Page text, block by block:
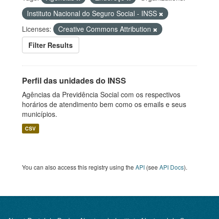
Instituto Nacional do Seguro Social - INSS
Licenses:
Creative Commons Attribution
Filter Results
Perfil das unidades do INSS
Agências da Previdência Social com os respectivos
horários de atendimento bem como os emails e seus
municípios.
CSV
You can also access this registry using the API (see API Docs).